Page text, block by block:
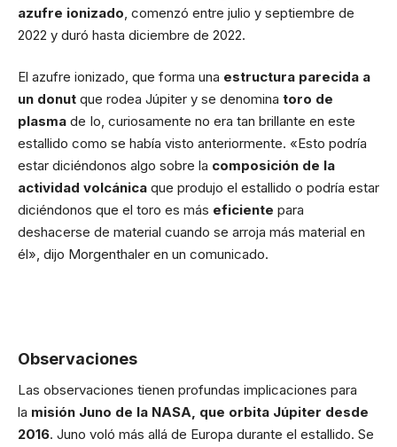
azufre ionizado , comenzó entre julio y septiembre de
2022 y duró hasta diciembre de 2022.
El azufre ionizado, que forma una estructura parecida a
un donut que rodea Júpiter y se denomina toro de
plasma de Io, curiosamente no era tan brillante en este
estallido como se había visto anteriormente. «Esto podría
estar diciéndonos algo sobre la composición de la
actividad volcánica que produjo el estallido o podría estar
diciéndonos que el toro es más eficiente para
deshacerse de material cuando se arroja más material en
él», dijo Morgenthaler en un comunicado.
Observaciones
Las observaciones tienen profundas implicaciones para
la misión Juno de la NASA, que orbita Júpiter desde
2016. Juno voló más allá de Europa durante el estallido. Se